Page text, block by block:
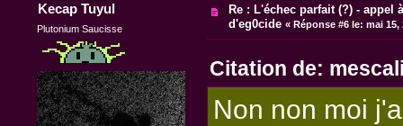
Kecap Tuyul
Plutonium Saucisse
Re : L'échec parfait (?) - appel
d'eg0cide « Réponse #6 le: mai 15,
Citation de:
Non non moi